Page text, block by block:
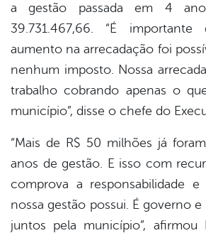
a gestão passada em 4
39.731.467,66. “É
aumento na arrecadação foi
nenhum imposto. Nossa
trabalho cobrando apenas o
município”, disse o chefe do
“Mais de R$ 50 milhões já
anos de gestão. E isso com
comprova a responsabilidade
nossa gestão possui. É governo
juntos pela município”, afirmou